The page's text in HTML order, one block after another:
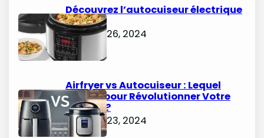
Découvrez l’autocuiseur électrique
Starfrit
octobre 26, 2024
Airfryer vs Autocuiseur : Lequel
Choisir pour Révolutionner Votre
Cuisine ?
octobre 23, 2024